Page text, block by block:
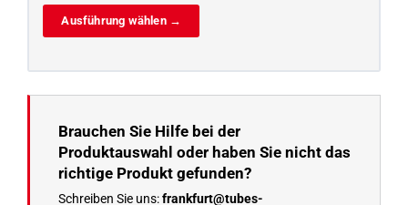
Ausführung wählen →
Brauchen Sie Hilfe bei der
Produktauswahl oder haben Sie nicht das
richtige Produkt gefunden?
Schreiben Sie uns:frankfurt@tubes-